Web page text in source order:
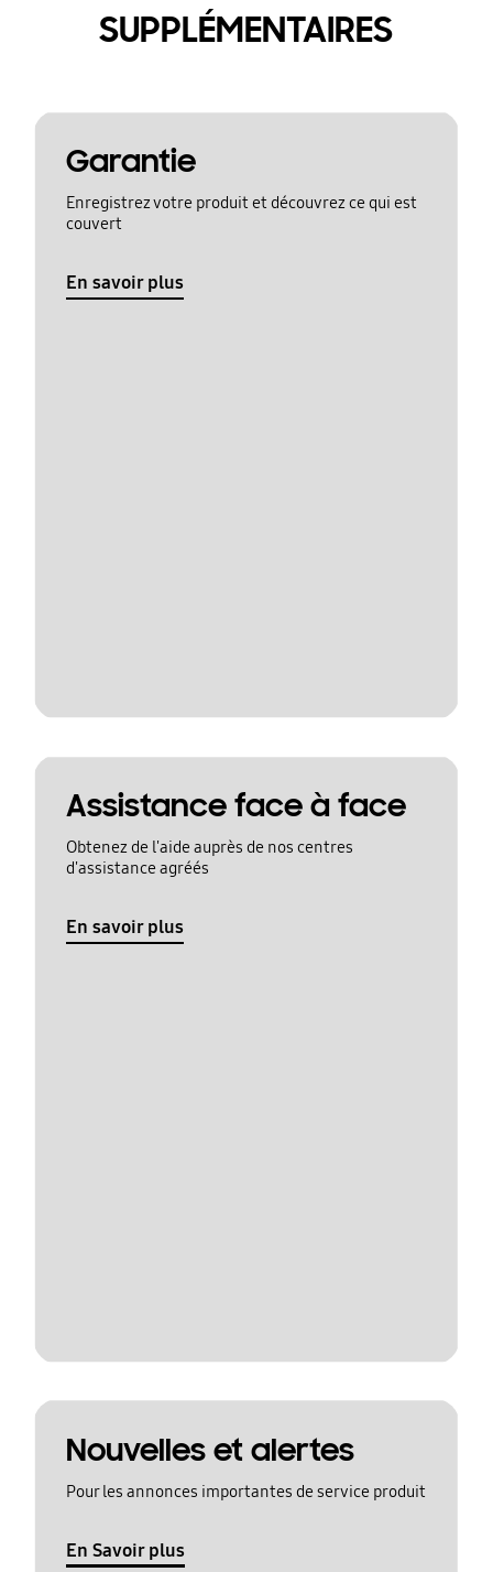
SUPPLÉMENTAIRES
Garantie
Enregistrez votre produit et découvrez ce qui est
couvert
En savoir plus
Assistance face à face
Obtenez de l'aide auprès de nos centres
d'assistance agréés
En savoir plus
Nouvelles et alertes
Pour les annonces importantes de service produit
En Savoir plus